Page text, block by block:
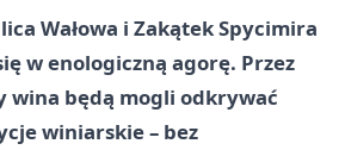
Wałowa i Zakątek Spycimira
w enologiczną agorę. Przez
wina będą mogli odkrywać
winiarskie – bez